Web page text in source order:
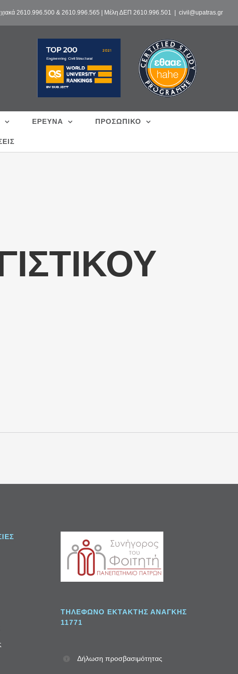
2610.996.500 & 2610.996.565 | Μέλη ΔΕΠ 2610.996.501 civil@upatras.gr
ΕΡΕΥΝΑ ΠΡΟΣΩΠΙΚΟ
ΤΗΛΈΦΩΝΟ ΈΚΤΑΚΤΗΣ ΑΝΆΓΚΗΣ
11771
Δήλωση προσβασιμότητας